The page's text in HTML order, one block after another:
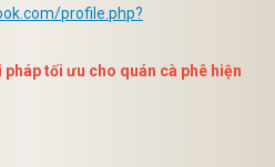
profile.php?
tối ưu cho quán cà phê hiện